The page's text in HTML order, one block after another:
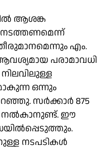
ആശങ്ക
നടത്തണമെന്ന്
എം.
പരാമാവധി
ഒന്നും
സർക്കാർ 875
നൽകാനുണ്ട്. ഈ
നടപടികൾ